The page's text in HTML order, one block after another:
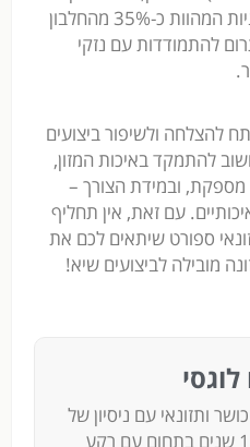
ווולין, הן חומצות אמינו חיוניות המהוות כ-35% מהחלבון
להתמודדות עם נזקי
להצלחה ולשיפור ביצועים
להתמקד באיכות המזון,
מספקת, ובמידת הצורך –
עם זאת, אין תחליף
ספורט שיתאים לכם את
מובילה לביצועים שיא!
ותזונאי עם ניסיון של
מעל 12 שנים בתחום עם רקע